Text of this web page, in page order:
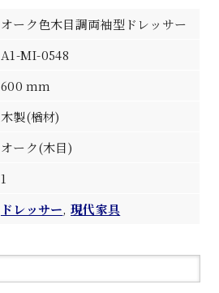
オーク色木目調両袖型ドレッサー
A1-MI-0548
600 mm
木製(楢材)
オーク(木目)
1
ドレッサー,現代家具